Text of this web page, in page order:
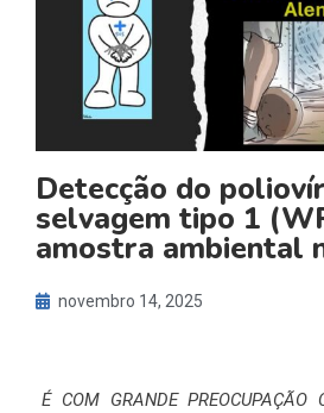
Detecção do
selvagem tipo 1
amostra ambiental
novembro 14, 2025
É COM GRANDE PREOCUPAÇÃO